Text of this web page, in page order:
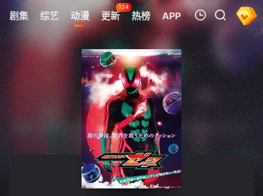
剧集 综艺 动漫 更新
124
热榜 APP
我的观影记录
暂无观看影片的记录